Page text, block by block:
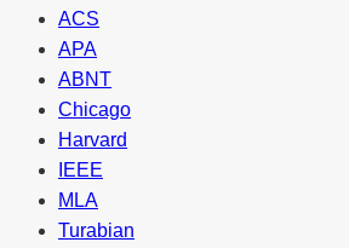
ACS
APA
ABNT
Chicago
Harvard
IEEE
MLA
Turabian